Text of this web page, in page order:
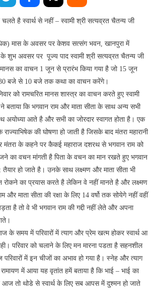
से
परिवार
है
स्वार्थ
–
स्वामी
श्री
सत्यव्रत
चैतन्य
जी
चलते है स्वार्थ से नहीं – स्वामी श्री सत्यव्रत चैतन्य जी
मास के अवसर पर केशव सत्संग भवन, खानपुरा में
शुभ अवसर पर पूज्य पाद स्वामी श्री सत्यव्रत चैतन्य जी
मानस का वाचन 1 जून से प्रारंभ किया गया है जो 15 जून
बजे से 10 बजे तक कथा का वाचन करेंगे।
को रामचरित मानस शास्त्र का वाचन करते हुए स्वामी
बताया कि भगवान राम और माता सीता के साथ अन्य सभी
अयोध्या आते है और सभी का जोरदार स्वागत होता है। एक
की घोषणा हो जाती है जिसके बाद मंतरा महारानी
के कहने पर कैकई महाराज दशरथ से भगवान राम को
का वचन मांगती है पिता के वचन का मान रखते हुए भगवान
हो जाते है। उनके साथ लक्ष्मण और माता सीता भी
रोकने का प्रयास करते है लेकिन वे नहीं मानते है और लक्ष्मण
और माता सीता की रक्षा के लिए 14 वर्षो तक सोयेगे नहीं वहीं
है तो वे भी भगवान राम की गद्दी नहीं लेते और अपना
के समय में परिवारों में त्याग और प्रेम खत्म होकर स्वार्थ आ
परिवार को चलाने के लिए मन मारना पडता है सहनशील
में इन चीजों का अभाव हो गया है। स्नेह और त्याग
में आया यह वृतांत हमें बताया है कि भाई – भाई का
आज तो थोडे से स्वार्थ के लिए सब आपस में दुश्मन हो जाते